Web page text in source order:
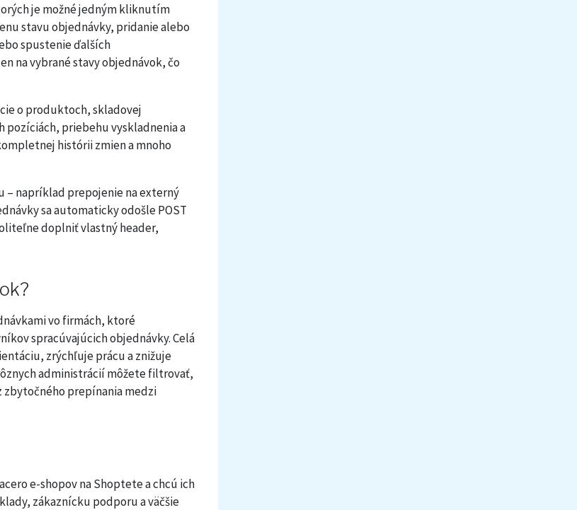
je možné jedným kliknutím
stavu objednávky, pridanie alebo
spustenie ďalších
na vybrané stavy objednávok, čo
o produktoch, skladovej
pozíciách, priebehu vyskladnenia a
histórii zmien a mnoho
– napríklad prepojenie na externý
sa automaticky odošle POST
doplniť vlastný header,
vo firmách, ktoré
spracúvajúcich objednávky. Celá
zrýchľuje prácu a znižuje
administrácií môžete filtrovať,
prepínania medzi
e-shopov na Shoptete a chcú ich
zákaznícku podporu a väčšie